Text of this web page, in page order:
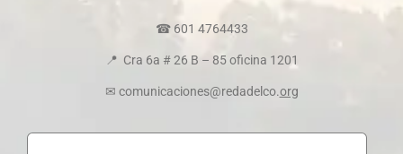
☎ 601 4764433
📍 Cra 6a # 26 B – 85 oficina 1201
✉ comunicaciones@redadelco.org